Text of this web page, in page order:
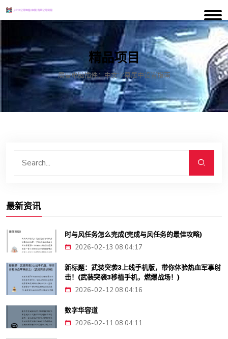
精品项目
魔兽电脑插件：中文字幕居中设置指南
最新资讯
时与风任务怎么完成(完成与风任务的最佳攻略)
2026-02-13 08:04:17
新标题：武装突袭3上线手机版，带你体验热血军事射
击！(武装突袭3移植手机，燃爆战场！)
2026-02-12 08:04:16
数字华容道
2026-02-11 08:04:11